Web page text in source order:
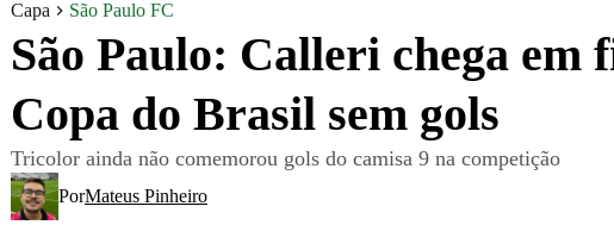
Capa São Paulo FC
São Paulo: Calleri chega em
Copa do Brasil sem gols
Tricolor ainda não comemorou gols do camisa 9 na competição
PorMateus Pinheiro